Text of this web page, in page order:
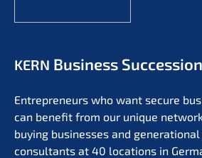
KERN Business Succession
Entre­pre­neurs who want secure
can benefit from our unique
buying businesses and
consul­tants at 40 locati­ons in